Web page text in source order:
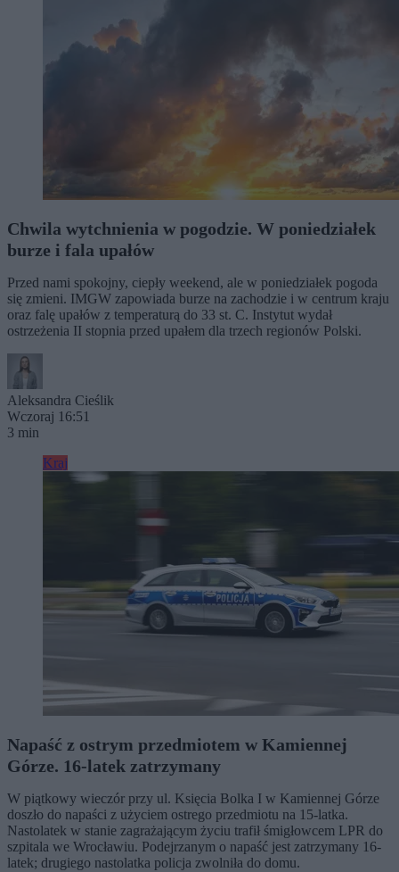
Chwila wytchnienia w pogodzie. W poniedziałek
burze i fala upałów
Przed nami spokojny, ciepły weekend, ale w poniedziałek pogoda
się zmieni. IMGW zapowiada burze na zachodzie i w centrum kraju
oraz falę upałów z temperaturą do 33 st. C. Instytut wydał
ostrzeżenia II stopnia przed upałem dla trzech regionów Polski.
Aleksandra Cieślik
Wczoraj 16:51
3 min
Kraj
Napaść z ostrym przedmiotem w Kamiennej
Górze. 16-latek zatrzymany
W piątkowy wieczór przy ul. Księcia Bolka I w Kamiennej Górze
doszło do napaści z użyciem ostrego przedmiotu na 15-latka.
Nastolatek w stanie zagrażającym życiu trafił śmigłowcem LPR do
szpitala we Wrocławiu. Podejrzanym o napaść jest zatrzymany 16-
latek; drugiego nastolatka policja zwolniła do domu.